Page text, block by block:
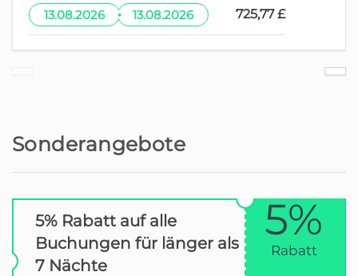
13.08.2026 · 13.08.2026 725,77 £
Sonderangebote
5% Rabatt auf alle
Buchungen für länger als
7 Nächte
5%
Rabatt